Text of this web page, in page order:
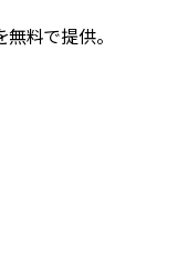
料で提供。